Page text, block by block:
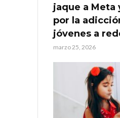
jaque a Meta
por la
jóvenes a
marzo 25, 2026